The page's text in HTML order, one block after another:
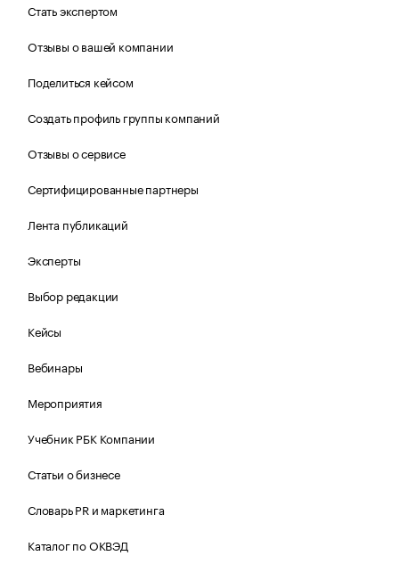
Стать экспертом
Отзывы о вашей компании
Поделиться кейсом
Создать профиль группы компаний
Отзывы о сервисе
Сертифицированные партнеры
Лента публикаций
Эксперты
Выбор редакции
Кейсы
Вебинары
Мероприятия
Учебник РБК Компании
Статьи о бизнесе
Словарь PR и маркетинга
Каталог по ОКВЭД